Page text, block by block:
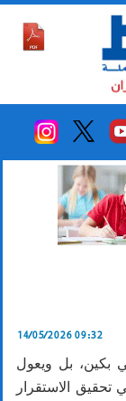
14/05/2026 09:32
في بكين، بل ويعول
تحقيق الاستقرار